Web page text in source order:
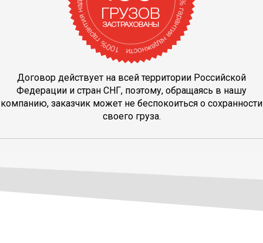
Договор действует на всей территории Российской
Федерации и стран СНГ, поэтому, обращаясь в нашу
компанию, заказчик может не беспокоиться о сохранности
своего груза.